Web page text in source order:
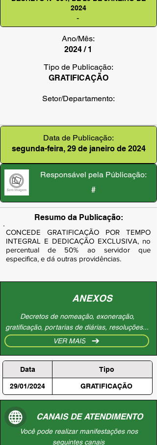
2024
-
Ano/Mês:
2024 / 1
Tipo de Publicação:
GRATIFICAÇÃO
Setor/Departamento:
Data de Publicação:
segunda-feira, 29 de janeiro de 2024
Responsável pela Públicação:
#
Resumo da Publicação:
CONCEDE GRATIFICAÇÃO POR TEMPO
INTEGRAL E DEDICAÇÃO EXCLUSIVA, no
percentual de 50% ao servidor que
especifica, e dá outras providências.
ANEXOS
Decretos de nomeação, exoneração,
gratificação, portarias de diárias, resoluções...
VER MAIS
Data Tipo
29/01/2024 GRATIFICAÇÃO
CANAIS DE ATENDIMENTO
Você pode realizar manifestações nos
seguintes canais